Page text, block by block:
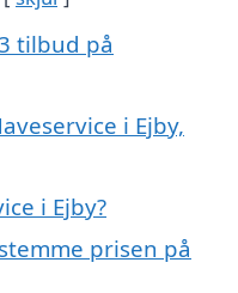
tilbud på
i Ejby,
i Ejby?
prisen på